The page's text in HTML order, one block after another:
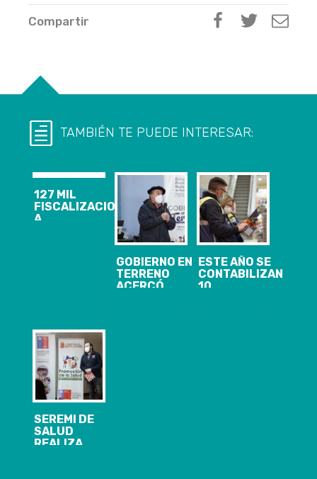
Compartir
TAMBIÉN TE PUEDE INTERESAR:
127 MIL
FISCALIZACIONES
A
CUARENTENAS
DOMICILIARIAS
CONTEXTO
COVID-19
GOBIERNO EN
TERRENO
ACERCÓ
ESTE AÑO SE
CONTABILIZAN
10
SEREMI DE
SALUD
REALIZA